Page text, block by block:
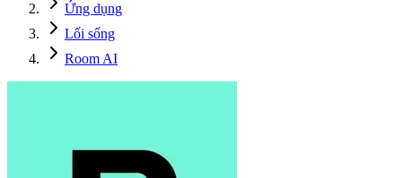
Ứng dụng
Lối sống
Room AI